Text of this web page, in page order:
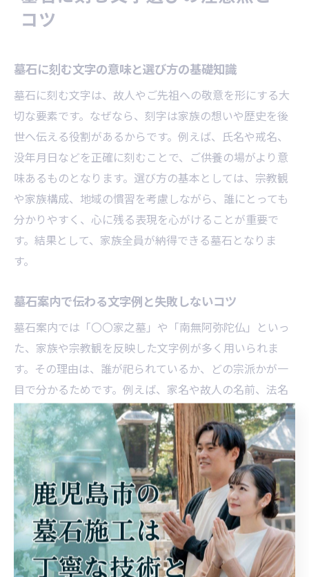
コツ
墓石に刻む文字の意味と選び方の基礎知識
墓石に刻む文字は、故人やご先祖への敬意を形にする大
切な要素です。なぜなら、刻字は家族の想いや歴史を後
世へ伝える役割があるからです。例えば、氏名や戒名、
没年月日などを正確に刻むことで、ご供養の場がより意
味あるものとなります。選び方の基本としては、宗教観
や家族構成、地域の慣習を考慮しながら、誰にとっても
分かりやすく、心に残る表現を心がけることが重要で
す。結果として、家族全員が納得できる墓石となりま
す。
墓石案内で伝わる文字例と失敗しないコツ
墓石案内では「〇〇家之墓」や「南無阿弥陀仏」といっ
た、家族や宗教観を反映した文字例が多く用いられま
す。その理由は、誰が祀られているか、どの宗派かが一
目で分かるためです。例えば、家名や故人の名前、法名
などを刻む場合、誤字や脱字、配列ミスがないよう慎重
に確認しましょう。失敗しないコツは、原稿を複数人で
チェックし、業者とも詳細に打ち合わせを重ねることで
す。これにより、納得感のある仕上がりが実現します。
読みやすい墓石用文字体の選定ポイント
墓石用文字体の選定には、可読性と耐久性が重要です。
なぜなら、長年風雨にさらされても読みやすさを保つ必